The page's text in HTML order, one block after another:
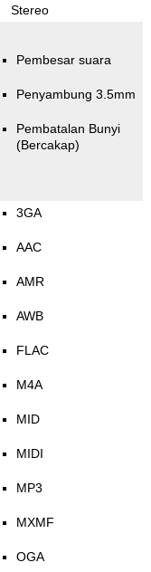
Stereo
Pembesar suara
Penyambung 3.5mm
Pembatalan Bunyi
(Bercakap)
3GA
AAC
AMR
AWB
FLAC
M4A
MID
MIDI
MP3
MXMF
OGA